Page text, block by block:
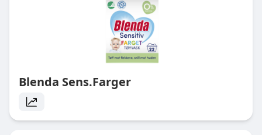
Blenda Sens.Farger